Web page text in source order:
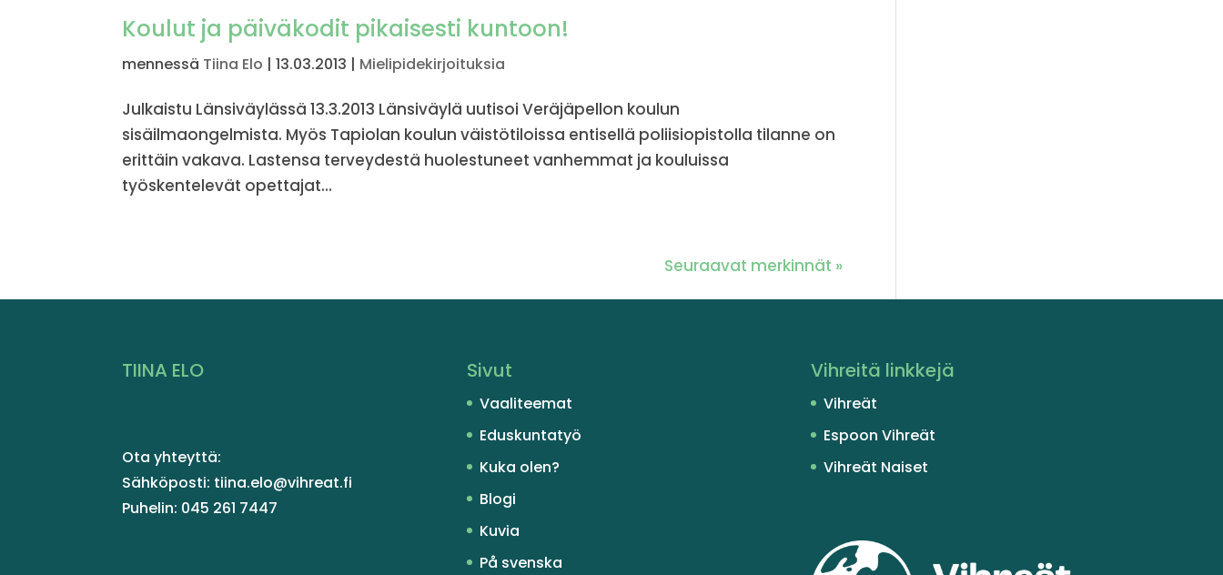
Koulut ja päiväkodit pikaisesti kuntoon!
mennessä Tiina Elo |13.03.2013 | Mielipidekirjoituksia
Julkaistu Länsiväylässä 13.3.2013 Länsiväylä uutisoi Veräjäpellon koulun
sisäilmaongelmista. Myös Tapiolan koulun väistötiloissa entisellä poliisiopistolla tilanne on
erittäin vakava. Lastensa terveydestä huolestuneet vanhemmat ja kouluissa
työskentelevät opettajat...
Seuraavat merkinnät »
TIINA ELO
Ota yhteyttä:
Sähköposti: tiina.elo@vihreat.fi
Puhelin: 045 261 7447
Sivut
Vaaliteemat
Eduskuntatyö
Kuka olen?
Blogi
Kuvia
På svenska
Vihreitä linkkejä
Vihreät
Espoon Vihreät
Vihreät Naiset